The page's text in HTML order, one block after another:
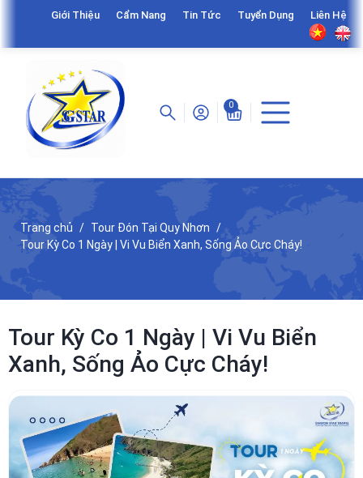
Giới Thiệu Cẩm Nang Tin Tức Tuyển Dụng Liên Hệ
0
Trang chủ
Tour Đón Tại Quy Nhơn
Tour Kỳ Co 1 Ngày | Vi Vu Biển Xanh, Sống Ảo Cực Cháy!
Tour Kỳ Co 1 Ngày | Vi Vu Biển
Xanh, Sống Ảo Cực Cháy!